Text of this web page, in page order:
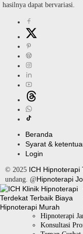
hasilnya dapat bervariasi.
Beranda
Syarat &
Login
© 2025 ICH Hipnoterapi
undang. @Hipnoterapi
Hipnoterapi
Konsultasi